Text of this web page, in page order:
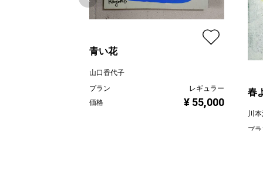
青い花
山口香代子
プラン
レギュラー
価格
¥ 55,000
春
川
プ